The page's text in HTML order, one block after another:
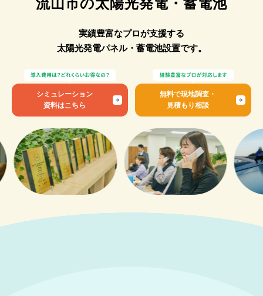
流山市の太陽光発電・蓄電池
実績豊富なプロが支援する
太陽光発電パネル・蓄電池設置です。
シミュレーション
資料はこちら
無料で現地調査・
見積もり相談